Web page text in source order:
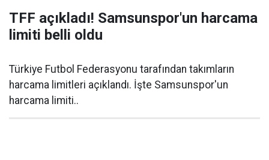
TFF açıkladı! Samsunspor'un harcama
limiti belli oldu
Türkiye Futbol Federasyonu tarafından takımların
harcama limitleri açıklandı. İşte Samsunspor'un
harcama limiti..